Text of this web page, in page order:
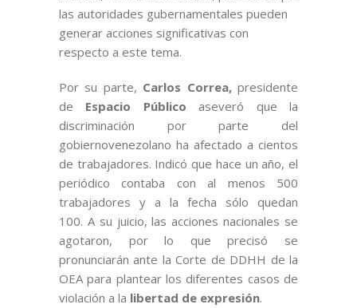
las autoridades gubernamentales pueden
generar acciones significativas con
respecto a este tema.
Por su parte, Carlos Correa,presidente
de Espacio Público aseveró que la
discriminación por parte del
gobiernovenezolano ha afectado a cientos
de trabajadores. Indicó que hace un año, el
periódico contaba con al menos 500
trabajadores y a la fecha sólo quedan
100. A su juicio, las acciones nacionales se
agotaron, por lo que precisó se
pronunciarán ante la Corte de DDHH de la
OEA para plantear los diferentes casos de
violación a la libertad de expresión.